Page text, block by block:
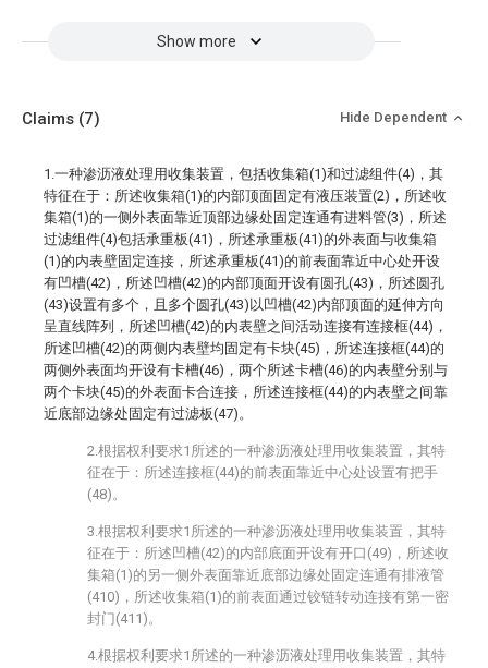
Show more
Claims (7) Hide Dependent
1.一种渗沥液处理用收集装置，包括收集箱(1)和过滤组件(4)，其
特征在于：所述收集箱(1)的内部顶面固定有液压装置(2)，所述收
集箱(1)的一侧外表面靠近顶部边缘处固定连通有进料管(3)，所述
过滤组件(4)包括承重板(41)，所述承重板(41)的外表面与收集箱
(1)的内表壁固定连接，所述承重板(41)的前表面靠近中心处开设
有凹槽(42)，所述凹槽(42)的内部顶面开设有圆孔(43)，所述圆孔
(43)设置有多个，且多个圆孔(43)以凹槽(42)内部顶面的延伸方向
呈直线阵列，所述凹槽(42)的内表壁之间活动连接有连接框(44)，
所述凹槽(42)的两侧内表壁均固定有卡块(45)，所述连接框(44)的
两侧外表面均开设有卡槽(46)，两个所述卡槽(46)的内表壁分别与
两个卡块(45)的外表面卡合连接，所述连接框(44)的内表壁之间靠
近底部边缘处固定有过滤板(47)。
2.根据权利要求1所述的一种渗沥液处理用收集装置，其特
征在于：所述连接框(44)的前表面靠近中心处设置有把手
(48)。
3.根据权利要求1所述的一种渗沥液处理用收集装置，其特
征在于：所述凹槽(42)的内部底面开设有开口(49)，所述收
集箱(1)的另一侧外表面靠近底部边缘处固定连通有排液管
(410)，所述收集箱(1)的前表面通过铰链转动连接有第一密
封门(411)。
4.根据权利要求1所述的一种渗沥液处理用收集装置，其特